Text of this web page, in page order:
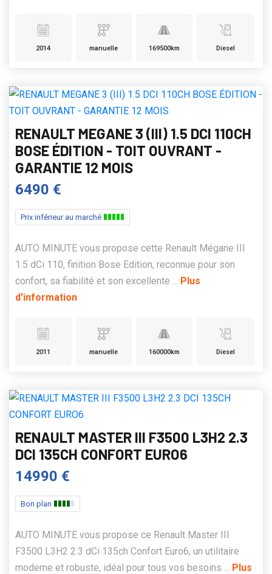
2014 manuelle 169500km Diesel
RENAULT MEGANE 3 (III) 1.5 DCI 110CH
BOSE ÉDITION - TOIT OUVRANT -
GARANTIE 12 MOIS
6490 €
Prix inférieur au marché
AUTO MINUTE vous propose cette Renault Mégane III
1.5 dCi 110, finition Bose Edition, reconnue pour son
confort, sa fiabilité et son excellente ... Plus
d'information
2011 manuelle 160000km Diesel
RENAULT MASTER III F3500 L3H2 2.3
DCI 135CH CONFORT EURO6
14990 €
Bon plan
AUTO MINUTE vous propose ce Renault Master III
F3500 L3H2 2.3 dCi 135ch Confort Euro6, un utilitaire
moderne et robuste, idéal pour tous vos besoins ... Plus